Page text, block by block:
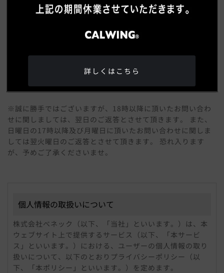
※誠に勝手ではございますが、18時以降に頂いたお問い合わ
せに関しましては、翌日のご返答とさせて頂きます。 また、
日曜日の17時以降及び月曜日に頂いたお問い合わせに関しま
しては翌火曜日のご返答とさせて頂きます。 恐れ入ります
が、予めご了承くださいませ。
個人情報の取扱いについて
株式会社べネック（以下、「当社」といいます。）は、本
ウェブサイト上で提供するサービス（以下、「本サービ
ス」といいます。）における、ユーザーの個人情報の取り
扱いについて、以下のとおりプライバシーポリシー（以
下、「本ポリシー」といいます。）を定めます。
詳しくはこちら